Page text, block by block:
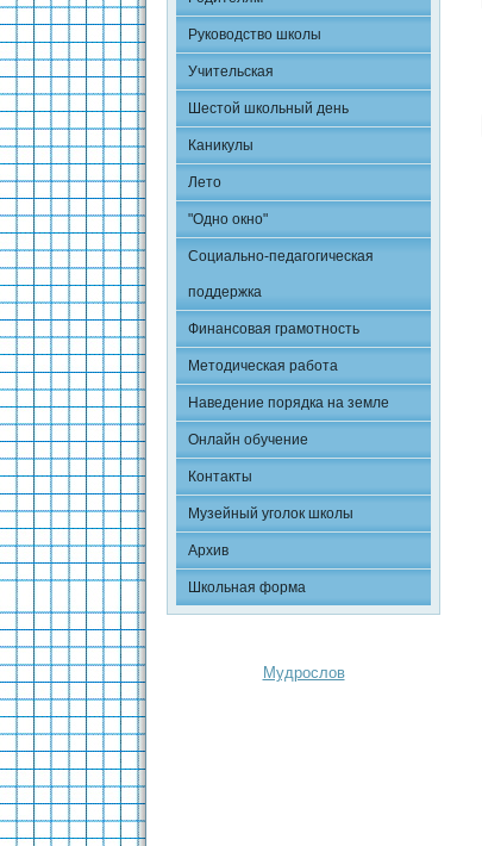
Руководство школы
Учительская
Шестой школьный день
Каникулы
Лето
"Одно окно"
Социально-педагогическая
поддержка
Финансовая грамотность
Методическая работа
Наведение порядка на земле
Онлайн обучение
Контакты
Музейный уголок школы
Архив
Школьная форма
Мудрослов